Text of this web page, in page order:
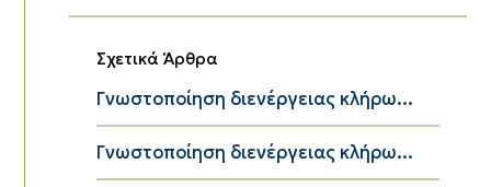
Σχετικά Άρθρα
Γνωστοποίηση διενέργειας κλήρω...
Γνωστοποίηση διενέργειας κλήρω...